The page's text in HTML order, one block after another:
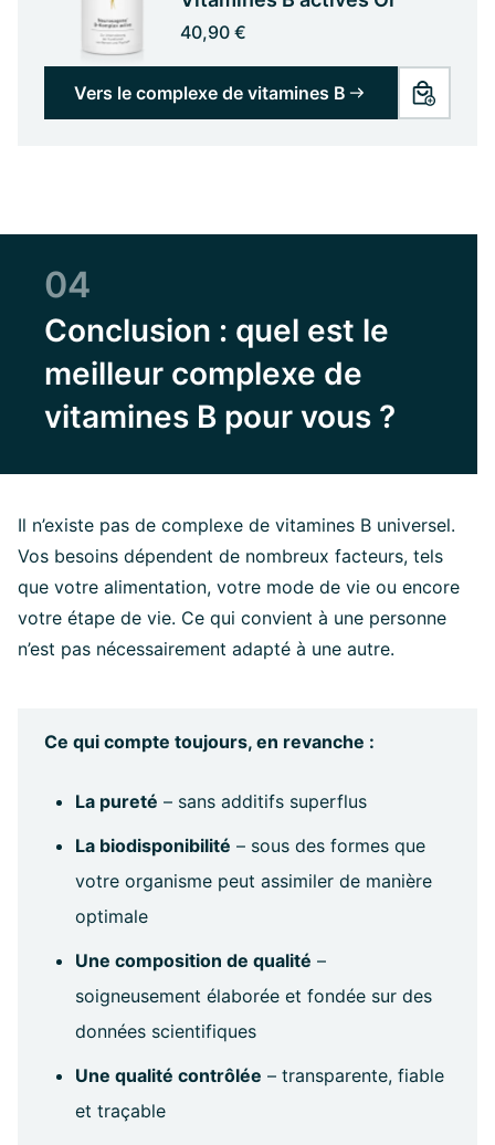
40,90 €
Vers le complexe de vitamines B
04
Conclusion : quel est le
meilleur complexe de
vitamines B pour vous ?
Il n’existe pas de complexe de vitamines B universel.
Vos besoins dépendent de nombreux facteurs, tels
que votre alimentation, votre mode de vie ou encore
votre étape de vie. Ce qui convient à une personne
n’est pas nécessairement adapté à une autre.
Ce qui compte toujours, en revanche :
La pureté – sans additifs superflus
La biodisponibilité – sous des formes que
votre organisme peut assimiler de manière
optimale
Une composition de qualité –
soigneusement élaborée et fondée sur des
données scientifiques
Une qualité contrôlée – transparente, fiable
et traçable